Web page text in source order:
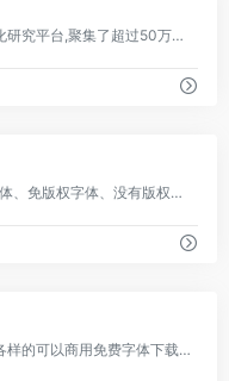
致美化是国内最专业的桌面美化研究平台,聚集了超过50万的活跃用户,你可以在此个性化你的设备,探索及下载丰富多彩的电脑主题、壁纸、图标、皮肤等酷炫的桌面美化素材及教程。
一个专门收集整理“免费商用字体、免版权字体、没有版权的字体、无版权的字体”的字体下载网站,免费下载、免费商用
猫啃网致力于在网上搜罗各式各样的可以商用免费字体下载。免费的中文字体,包括了简体和繁体